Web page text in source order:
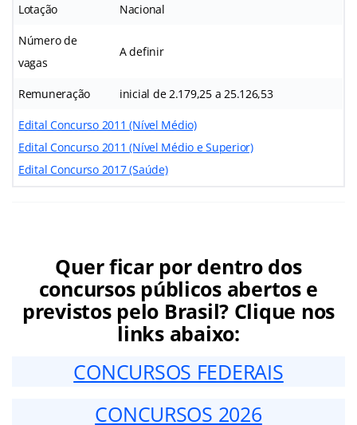
Lotação Nacional
Número de
vagas
A definir
Remuneração inicial de 2.179,25 a 25.126,53
Edital Concurso 2011 (Nível Médio)
Edital Concurso 2011 (Nível Médio e Superior)
Edital Concurso 2017 (Saúde)
Quer ficar por dentro dos
concursos públicos abertos e
previstos pelo Brasil? Clique nos
links abaixo:
CONCURSOS FEDERAIS
CONCURSOS 2026